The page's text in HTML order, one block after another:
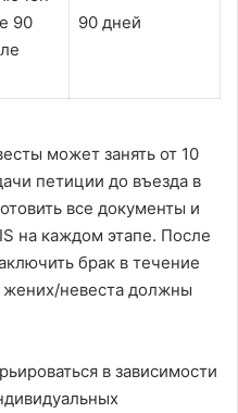
90
90 дней
может занять от 10
петиции до въезда в
все документы и
на каждом этапе. После
брак в течение
невеста должны
в зависимости